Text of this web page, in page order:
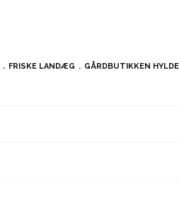
FRISKE LANDÆG GÅRDBUTIKKEN